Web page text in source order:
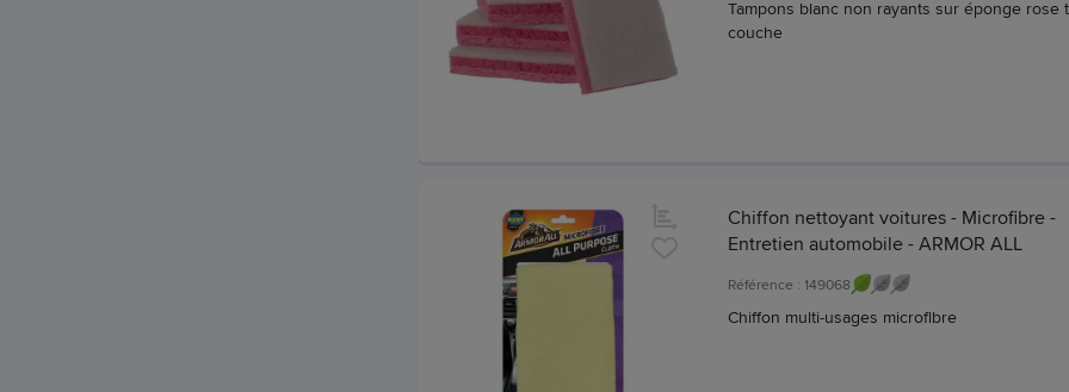
Tampons blanc non rayants sur éponge rose
couche
Chiffon nettoyant voitures - Microfibre -
Entretien automobile - ARMOR ALL
Référence : 149068
Chiffon multi-usages microfibre